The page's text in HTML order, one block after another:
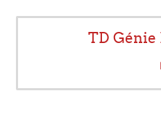
TD Génie